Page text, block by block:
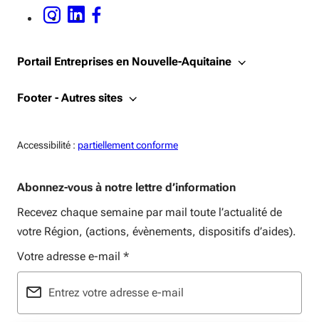
INSTAGRAM - OUVERTURE DANS UNE NOUVELLE FENÊTRE
LINKEDIN - OUVERTURE DANS UNE NOUVELLE FENÊTRE
FACEBOOK - OUVERTURE DANS UNE NOUVELLE FENÊTRE
Portail Entreprises en Nouvelle-Aquitaine
Footer - Autres sites
Accessibilité : Accessiblité:
partiellement conforme
Abonnez-vous à notre lettre d’information
Recevez chaque semaine par mail toute l’actualité de
votre Région, (actions, évènements, dispositifs d’aides).
Votre adresse e-mail *